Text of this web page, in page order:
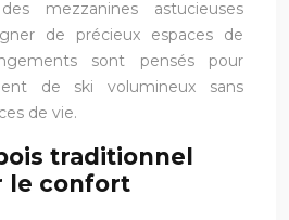
mezzanines astucieuses
de précieux espaces de
sont pensés pour
de ski volumineux sans
de vie.
traditionnel
le confort